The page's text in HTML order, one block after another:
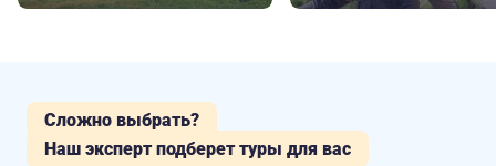
Сложно выбрать?
Наш эксперт подберет туры для вас